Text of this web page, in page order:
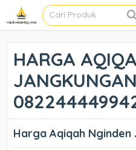
HARGA
Harga Aqiqah Nginden